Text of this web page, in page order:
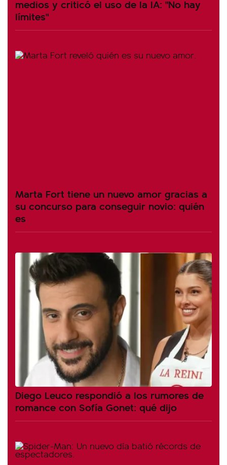
medios y criticó el uso de la IA: "No hay
límites"
Marta Fort tiene un nuevo amor gracias a
su concurso para conseguir novio: quién
es
Diego Leuco respondió a los rumores de
romance con Sofía Gonet: qué dijo